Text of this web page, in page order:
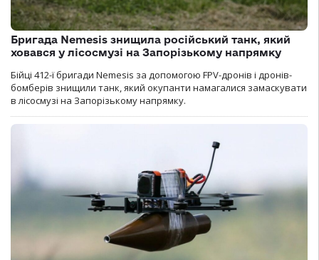
Бригада Nemesis знищила російський танк, який
ховався у лісосмузі на Запорізькому напрямку
Бійці 412-ї бригади Nemesis за допомогою FPV-дронів і дронів-
бомберів знищили танк, який окупанти намагалися замаскувати
в лісосмузі на Запорізькому напрямку.